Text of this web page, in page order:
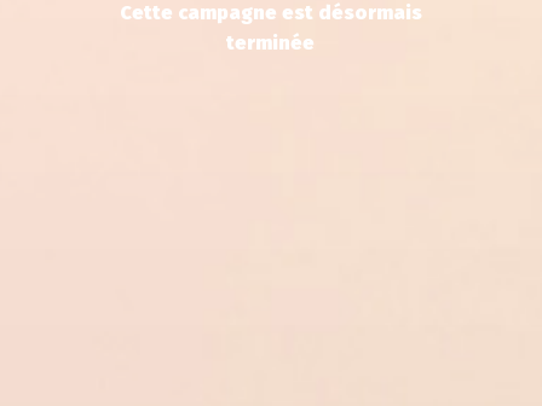
Cette campagne est désormais
terminée